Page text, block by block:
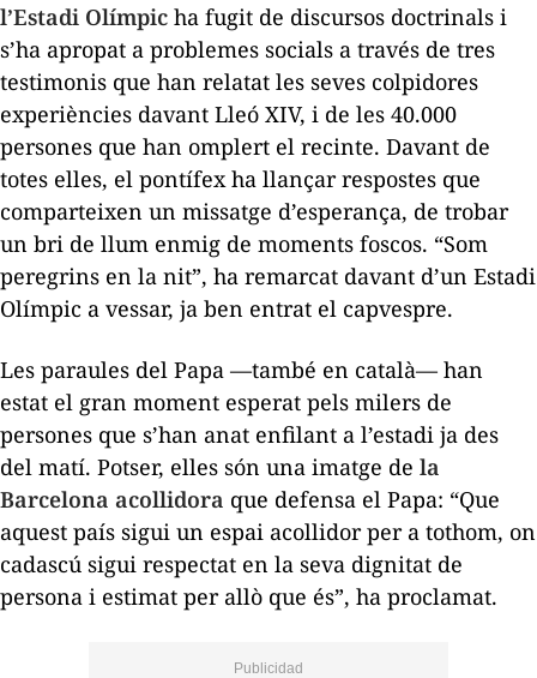
l’Estadi Olímpic ha fugit de discursos doctrinals i
s’ha apropat a problemes socials a través de tres
testimonis que han relatat les seves colpidores
experiències davant Lleó XIV, i de les 40.000
persones que han omplert el recinte. Davant de
totes elles, el pontífex ha llançar respostes que
comparteixen un missatge d’esperança, de trobar
un bri de llum enmig de moments foscos. “Som
peregrins en la nit”, ha remarcat davant d’un Estadi
Olímpic a vessar, ja ben entrat el capvespre.
Les paraules del Papa —també en català— han
estat el gran moment esperat pels milers de
persones que s’han anat enfilant a l’estadi ja des
del matí. Potser, elles són una imatge de la
Barcelona acollidora que defensa el Papa: “Que
aquest país sigui un espai acollidor per a tothom, on
cadascú sigui respectat en la seva dignitat de
persona i estimat per allò que és”, ha proclamat.